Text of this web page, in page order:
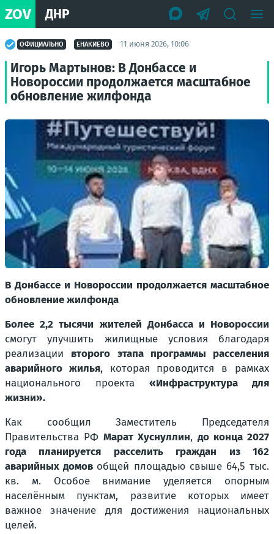
ZOV ДНР
ОФИЦИАЛЬНО ЕНАКИЕВО 11 июня 2026, 10:06
Игорь Мартынов: В Донбассе и
Новороссии продолжается масштабное
обновление жилфонда
В Донбассе и Новороссии продолжается масштабное
обновление жилфонда
Более 2,2 тысячи жителей Донбасса и Новороссии
смогут улучшить жилищные условия благодаря
реализации второго этапа программы расселения
аварийного жилья, которая проводится в рамках
национального проекта «Инфраструктура для
жизни».
Как сообщилЗаместитель Председателя
Правительства РФ Марат Хуснуллин, до конца 2027
года планируется расселить граждан из 162
аварийных домов общей площадью свыше 64,5 тыс.
кв. м. Особое внимание уделяется опорным
населённым пунктам, развитие которых имеет
важное значение для достижения национальных
целей.